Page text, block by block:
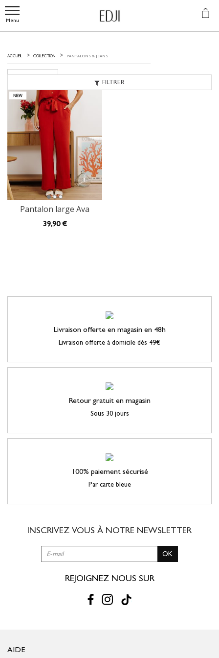
Menu
FILTRER
ACCUEIL COLLECTION PANTALONS & JEANS
ORANGE
Pantalon large Ava
39,90 €
Livraison offerte en magasin en 48h
Livraison offerte à domicile dès 49€
Retour gratuit en magasin
Sous 30 jours
100% paiement sécurisé
Par carte bleue
INSCRIVEZ VOUS À NOTRE NEWSLETTER
OK
REJOIGNEZ NOUS SUR
AIDE